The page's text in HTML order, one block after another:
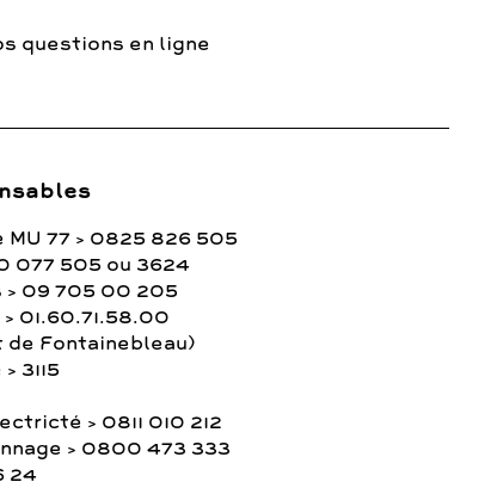
questions en ligne
77 > 0825 826 505
077 505 ou 3624
> 09 705 00 205
01.60.71.58.00
de Fontainebleau)
3115
> 0811 010 212
> 0800 473 333
24